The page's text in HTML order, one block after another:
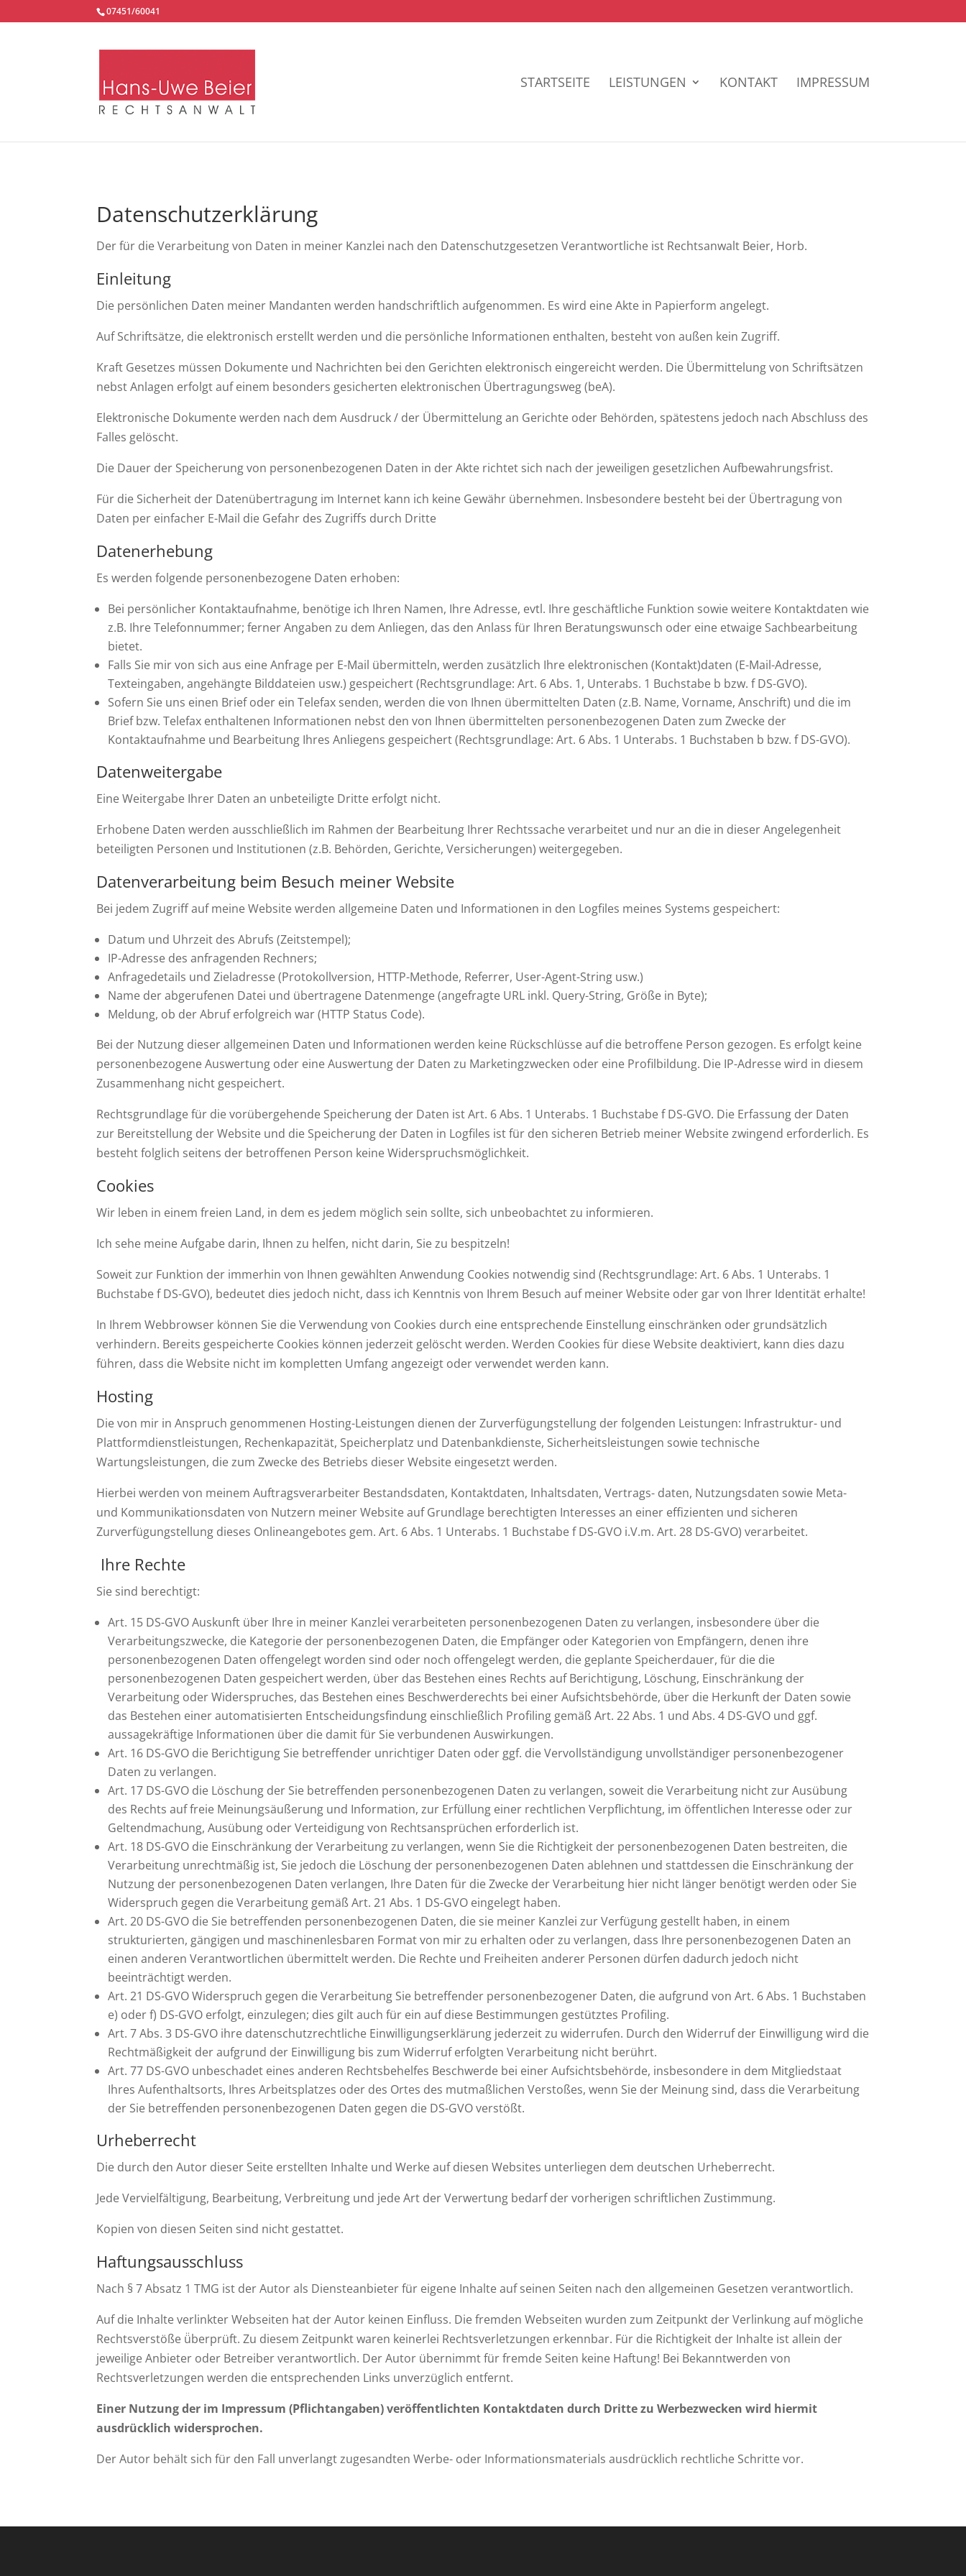
07451/60041
STARTSEITE LEISTUNGEN KONTAKT IMPRESSUM
Datenschutzerklärung
Der für die Verarbeitung von Daten in meiner Kanzlei nach den Datenschutzgesetzen Verantwortliche ist Rechtsanwalt Beier, Horb.
Einleitung
Die persönlichen Daten meiner Mandanten werden handschriftlich aufgenommen. Es wird eine Akte in Papierform angelegt.
Auf Schriftsätze, die elektronisch erstellt werden und die persönliche Informationen enthalten, besteht von außen kein Zugriff.
Kraft Gesetzes müssen Dokumente und Nachrichten bei den Gerichten elektronisch eingereicht werden. Die Übermittelung von Schriftsätzen
nebst Anlagen erfolgt auf einem besonders gesicherten elektronischen Übertragungsweg (beA).
Elektronische Dokumente werden nach dem Ausdruck / der Übermittelung an Gerichte oder Behörden, spätestens jedoch nach Abschluss des
Falles gelöscht.
Die Dauer der Speicherung von personenbezogenen Daten in der Akte richtet sich nach der jeweiligen gesetzlichen Aufbewahrungsfrist.
Für die Sicherheit der Datenübertragung im Internet kann ich keine Gewähr übernehmen. Insbesondere besteht bei der Übertragung von
Daten per einfacher E-Mail die Gefahr des Zugriffs durch Dritte
Datenerhebung
Es werden folgende personenbezogene Daten erhoben:
Bei persönlicher Kontaktaufnahme, benötige ich Ihren Namen, Ihre Adresse, evtl. Ihre geschäftliche Funktion sowie weitere Kontaktdaten wie
z.B. Ihre Telefonnummer; ferner Angaben zu dem Anliegen, das den Anlass für Ihren Beratungswunsch oder eine etwaige Sachbearbeitung
bietet.
Falls Sie mir von sich aus eine Anfrage per E-Mail übermitteln, werden zusätzlich Ihre elektronischen (Kontakt)daten (E-Mail-Adresse,
Texteingaben, angehängte Bilddateien usw.) gespeichert (Rechtsgrundlage: Art. 6 Abs. 1, Unterabs. 1 Buchstabe b bzw. f DS-GVO).
Sofern Sie uns einen Brief oder ein Telefax senden, werden die von Ihnen übermittelten Daten (z.B. Name, Vorname, Anschrift) und die im
Brief bzw. Telefax enthaltenen Informationen nebst den von Ihnen übermittelten personenbezogenen Daten zum Zwecke der
Kontaktaufnahme und Bearbeitung Ihres Anliegens gespeichert (Rechtsgrundlage: Art. 6 Abs. 1 Unterabs. 1 Buchstaben b bzw. f DS-GVO).
Datenweitergabe
Eine Weitergabe Ihrer Daten an unbeteiligte Dritte erfolgt nicht.
Erhobene Daten werden ausschließlich im Rahmen der Bearbeitung Ihrer Rechtssache verarbeitet und nur an die in dieser Angelegenheit
beteiligten Personen und Institutionen (z.B. Behörden, Gerichte, Versicherungen) weitergegeben.
Datenverarbeitung beim Besuch meiner Website
Bei jedem Zugriff auf meine Website werden allgemeine Daten und Informationen in den Logfiles meines Systems gespeichert:
Datum und Uhrzeit des Abrufs (Zeitstempel);
IP-Adresse des anfragenden Rechners;
Anfragedetails und Zieladresse (Protokollversion, HTTP-Methode, Referrer, User-Agent-String usw.)
Name der abgerufenen Datei und übertragene Datenmenge (angefragte URL inkl. Query-String, Größe in Byte);
Meldung, ob der Abruf erfolgreich war (HTTP Status Code).
Bei der Nutzung dieser allgemeinen Daten und Informationen werden keine Rückschlüsse auf die betroffene Person gezogen. Es erfolgt keine
personenbezogene Auswertung oder eine Auswertung der Daten zu Marketingzwecken oder eine Profilbildung. Die IP-Adresse wird in diesem
Zusammenhang nicht gespeichert.
Rechtsgrundlage für die vorübergehende Speicherung der Daten ist Art. 6 Abs. 1 Unterabs. 1 Buchstabe f DS-GVO. Die Erfassung der Daten
zur Bereitstellung der Website und die Speicherung der Daten in Logfiles ist für den sicheren Betrieb meiner Website zwingend erforderlich. Es
besteht folglich seitens der betroffenen Person keine Widerspruchsmöglichkeit.
Cookies
Wir leben in einem freien Land, in dem es jedem möglich sein sollte, sich unbeobachtet zu informieren.
Ich sehe meine Aufgabe darin, Ihnen zu helfen, nicht darin, Sie zu bespitzeln!
Soweit zur Funktion der immerhin von Ihnen gewählten Anwendung Cookies notwendig sind (Rechtsgrundlage: Art. 6 Abs. 1 Unterabs. 1
Buchstabe f DS-GVO), bedeutet dies jedoch nicht, dass ich Kenntnis von Ihrem Besuch auf meiner Website oder gar von Ihrer Identität erhalte!
In Ihrem Webbrowser können Sie die Verwendung von Cookies durch eine entsprechende Einstellung einschränken oder grundsätzlich
verhindern. Bereits gespeicherte Cookies können jederzeit gelöscht werden. Werden Cookies für diese Website deaktiviert, kann dies dazu
führen, dass die Website nicht im kompletten Umfang angezeigt oder verwendet werden kann.
Hosting
Die von mir in Anspruch genommenen Hosting-Leistungen dienen der Zurverfügungstellung der folgenden Leistungen: Infrastruktur- und
Plattformdienstleistungen, Rechenkapazität, Speicherplatz und Datenbankdienste, Sicherheitsleistungen sowie technische
Wartungsleistungen, die zum Zwecke des Betriebs dieser Website eingesetzt werden.
Hierbei werden von meinem Auftragsverarbeiter Bestandsdaten, Kontaktdaten, Inhaltsdaten, Vertrags- daten, Nutzungsdaten sowie Meta-
und Kommunikationsdaten von Nutzern meiner Website auf Grundlage berechtigten Interesses an einer effizienten und sicheren
Zurverfügungstellung dieses Onlineangebotes gem. Art. 6 Abs. 1 Unterabs. 1 Buchstabe f DS-GVO i.V.m. Art. 28 DS-GVO) verarbeitet.
Ihre Rechte
Sie sind berechtigt:
Art. 15 DS-GVO Auskunft über Ihre in meiner Kanzlei verarbeiteten personenbezogenen Daten zu verlangen, insbesondere über die
Verarbeitungszwecke, die Kategorie der personenbezogenen Daten, die Empfänger oder Kategorien von Empfängern, denen ihre
personenbezogenen Daten offengelegt worden sind oder noch offengelegt werden, die geplante Speicherdauer, für die die
personenbezogenen Daten gespeichert werden, über das Bestehen eines Rechts auf Berichtigung, Löschung, Einschränkung der
Verarbeitung oder Widerspruches, das Bestehen eines Beschwerderechts bei einer Aufsichtsbehörde, über die Herkunft der Daten sowie
das Bestehen einer automatisierten Entscheidungsfindung einschließlich Profiling gemäß Art. 22 Abs. 1 und Abs. 4 DS-GVO und ggf.
aussagekräftige Informationen über die damit für Sie verbundenen Auswirkungen.
Art. 16 DS-GVO die Berichtigung Sie betreffender unrichtiger Daten oder ggf. die Vervollständigung unvollständiger personenbezogener
Daten zu verlangen.
Art. 17 DS-GVO die Löschung der Sie betreffenden personenbezogenen Daten zu verlangen, soweit die Verarbeitung nicht zur Ausübung
des Rechts auf freie Meinungsäußerung und Information, zur Erfüllung einer rechtlichen Verpflichtung, im öffentlichen Interesse oder zur
Geltendmachung, Ausübung oder Verteidigung von Rechtsansprüchen erforderlich ist.
Art. 18 DS-GVO die Einschränkung der Verarbeitung zu verlangen, wenn Sie die Richtigkeit der personenbezogenen Daten bestreiten, die
Verarbeitung unrechtmäßig ist, Sie jedoch die Löschung der personenbezogenen Daten ablehnen und stattdessen die Einschränkung der
Nutzung der personenbezogenen Daten verlangen, Ihre Daten für die Zwecke der Verarbeitung hier nicht länger benötigt werden oder Sie
Widerspruch gegen die Verarbeitung gemäß Art. 21 Abs. 1 DS-GVO eingelegt haben.
Art. 20 DS-GVO die Sie betreffenden personenbezogenen Daten, die sie meiner Kanzlei zur Verfügung gestellt haben, in einem
strukturierten, gängigen und maschinenlesbaren Format von mir zu erhalten oder zu verlangen, dass Ihre personenbezogenen Daten an
einen anderen Verantwortlichen übermittelt werden. Die Rechte und Freiheiten anderer Personen dürfen dadurch jedoch nicht
beeinträchtigt werden.
Art. 21 DS-GVO Widerspruch gegen die Verarbeitung Sie betreffender personenbezogener Daten, die aufgrund von Art. 6 Abs. 1 Buchstaben
e) oder f) DS-GVO erfolgt, einzulegen; dies gilt auch für ein auf diese Bestimmungen gestütztes Profiling.
Art. 7 Abs. 3 DS-GVO ihre datenschutzrechtliche Einwilligungserklärung jederzeit zu widerrufen. Durch den Widerruf der Einwilligung wird die
Rechtmäßigkeit der aufgrund der Einwilligung bis zum Widerruf erfolgten Verarbeitung nicht berührt.
Art. 77 DS-GVO unbeschadet eines anderen Rechtsbehelfes Beschwerde bei einer Aufsichtsbehörde, insbesondere in dem Mitgliedstaat
Ihres Aufenthaltsorts, Ihres Arbeitsplatzes oder des Ortes des mutmaßlichen Verstoßes, wenn Sie der Meinung sind, dass die Verarbeitung
der Sie betreffenden personenbezogenen Daten gegen die DS-GVO verstößt.
Urheberrecht
Die durch den Autor dieser Seite erstellten Inhalte und Werke auf diesen Websites unterliegen dem deutschen Urheberrecht.
Jede Vervielfältigung, Bearbeitung, Verbreitung und jede Art der Verwertung bedarf der vorherigen schriftlichen Zustimmung.
Kopien von diesen Seiten sind nicht gestattet.
Haftungsausschluss
Nach § 7 Absatz 1 TMG ist der Autor als Diensteanbieter für eigene Inhalte auf seinen Seiten nach den allgemeinen Gesetzen verantwortlich.
Auf die Inhalte verlinkter Webseiten hat der Autor keinen Einfluss. Die fremden Webseiten wurden zum Zeitpunkt der Verlinkung auf mögliche
Rechtsverstöße ü̈berprüft. Zu diesem Zeitpunkt waren keinerlei Rechtsverletzungen erkennbar. Für die Richtigkeit der Inhalte ist allein der
jeweilige Anbieter oder Betreiber verantwortlich. Der Autor übernimmt für fremde Seiten keine Haftung! Bei Bekanntwerden von
Rechtsverletzungen werden die entsprechenden Links unverzüglich entfernt.
Einer Nutzung der im Impressum (Pflichtangaben) veröffentlichten Kontaktdaten durch Dritte zu Werbezwecken wird hiermit
ausdrücklich widersprochen.
Der Autor behält sich für den Fall unverlangt zugesandten Werbe- oder Informationsmaterials ausdrücklich rechtliche Schritte vor.